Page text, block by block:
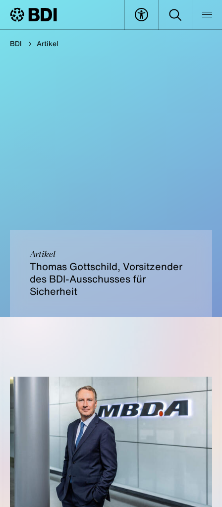
BDI Artikel
Artikel
Thomas Gottschild, Vorsitzender
des BDI-Ausschusses für
Sicherheit